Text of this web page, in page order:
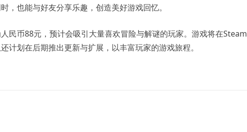
，也能与好友分享乐趣，创造美好游戏回忆。
民币88元，预计会吸引大量喜欢冒险与解谜的玩家。游戏将在Steam
计划在后期推出更新与扩展，以丰富玩家的游戏旅程。